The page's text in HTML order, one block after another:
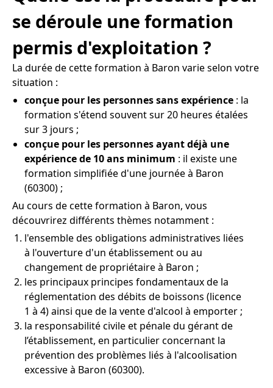
se déroule une formation
permis d'exploitation ?
La durée de cette formation à Baron varie selon votre
situation :
conçue pour les personnes sans expérience : la
formation s'étend souvent sur 20 heures étalées
sur 3 jours ;
conçue pour les personnes ayant déjà une
expérience de 10 ans minimum : il existe une
formation simplifiée d'une journée à Baron
(60300) ;
Au cours de cette formation à Baron, vous
découvrirez différents thèmes notamment :
l'ensemble des obligations administratives liées
à l'ouverture d'un établissement ou au
changement de propriétaire à Baron ;
les principaux principes fondamentaux de la
réglementation des débits de boissons (licence
1 à 4) ainsi que de la vente d'alcool à emporter ;
la responsabilité civile et pénale du gérant de
l’établissement, en particulier concernant la
prévention des problèmes liés à l'alcoolisation
excessive à Baron (60300).